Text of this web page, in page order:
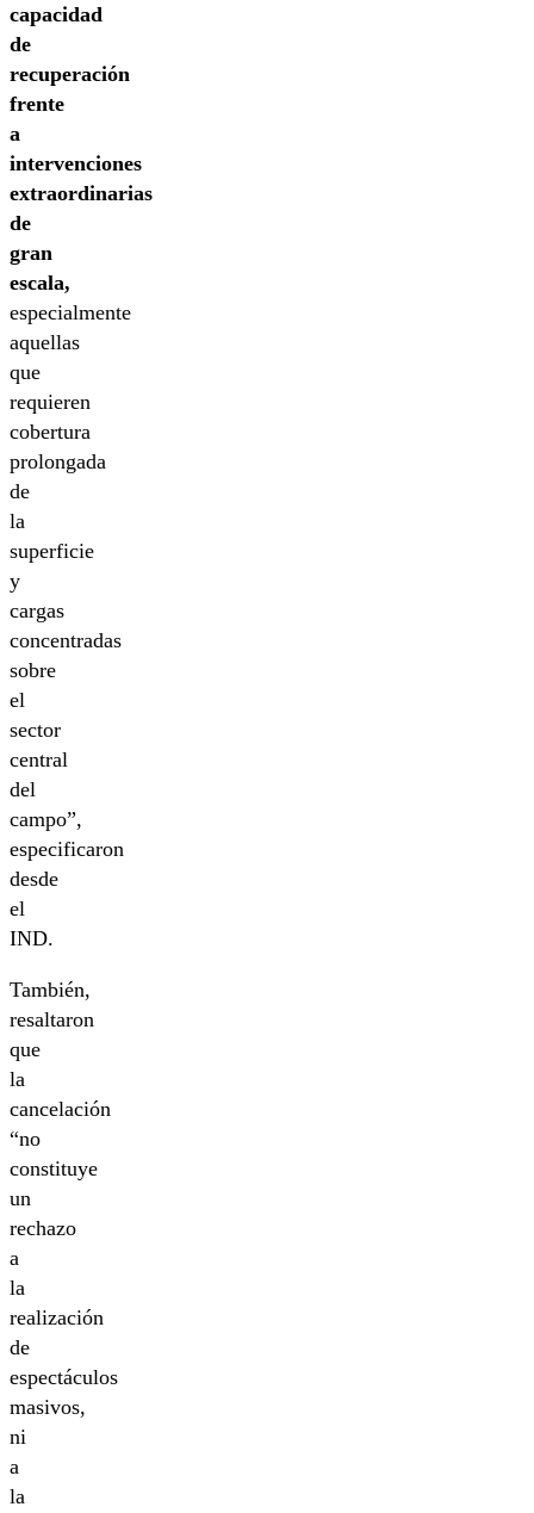
capacidad
de
recuperación
frente
a
intervenciones
extraordinarias
de
gran
escala,
especialmente
aquellas
que
requieren
cobertura
prolongada
de
la
superficie
y
cargas
concentradas
sobre
el
sector
central
del
campo”,
especificaron
desde
el
IND.
También,
resaltaron
que
la
cancelación
“no
constituye
un
rechazo
a
la
realización
de
espectáculos
masivos,
ni
a
la